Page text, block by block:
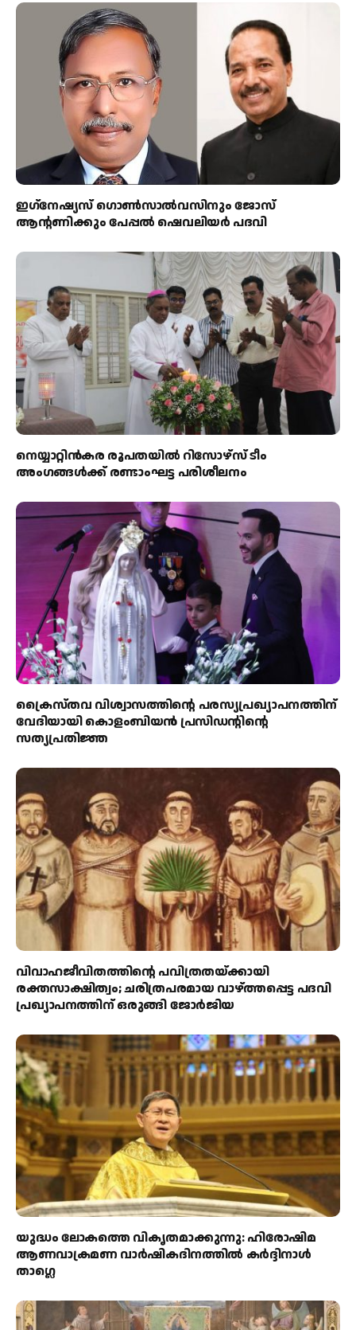
ഇഗ്‌നേഷ്യസ് ഗൊൺസാൽവസിനും ജോസ്
ആന്റണിക്കും പേപ്പൽ ഷെവലിയർ പദവി
നെയ്യാറ്റിൻകര രൂപതയിൽ റിസോഴ്സ് ടീം
അംഗങ്ങൾക്ക് രണ്ടാംഘട്ട പരിശീലനം
ക്രൈസ്തവ വിശ്വാസത്തിന്റെ പരസ്യപ്രഖ്യാപനത്തിന്
വേദിയായി കൊളംബിയൻ പ്രസിഡന്റിന്റെ
സത്യപ്രതിജ്ഞ
വിവാഹജീവിതത്തിന്റെ പവിത്രതയ്ക്കായി
രക്തസാക്ഷിത്വം; ചരിത്രപരമായ വാഴ്ത്തപ്പെട്ട പദവി
പ്രഖ്യാപനത്തിന് ഒരുങ്ങി ജോര്‍ജിയ
യുദ്ധം ലോകത്തെ വികൃതമാക്കുന്നു: ഹിരോഷിമ
ആണവാക്രമണ വാർഷികദിനത്തിൽ കർദ്ദിനാൾ
താഗ്ലെ